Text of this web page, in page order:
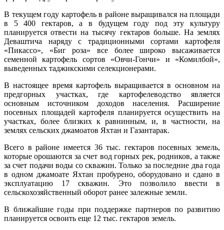
В текущем году картофель в районе выращивался на площади
в 5 400 гектаров, а в будущем году под эту культуру
планируется отвести на тысячу гектаров больше. На землях
Деваштича наряду с традиционными сортами картофеля
«Пикассо», «Биг роза» все более широко высаживается
семенной картофель сортов «Овчи-Гончи» и «Комилбой»,
выведенных таджикскими селекционерами.
В настоящее время картофель выращивается в основном на
предгорных участках, где картофелеводство является
основным источником доходов населения. Расширение
посевных площадей картофеля планируется осуществить на
участках, более близких к равнинным, и, в частности, на
землях сельских джамоатов Яхтан и Газантарак.
Всего в районе имеется 36 тыс. гектаров посевных земель,
которые орошаются за счет вод горных рек, родников, а также
за счет подачи воды со скважин. Только за последние два года
в одном джамоате Яхтан пробурено, оборудовано и сдано в
эксплуатацию 17 скважин. Это позволило ввести в
сельскохозяйственный оборот ранее залежные земли.
В ближайшие годы при поддержке партнеров по развитию
планируется освоить еще 12 тыс. гектаров земель.